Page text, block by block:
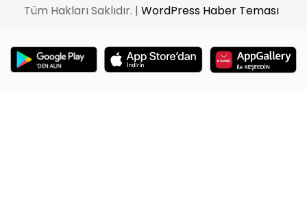
Tüm Hakları Saklıdır. | WordPress Haber Teması